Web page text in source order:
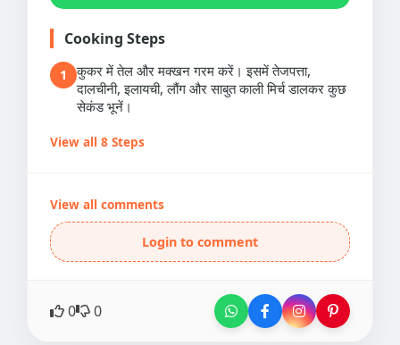
Cooking Steps
1
कुकर में तेल और मक्खन गरम करें। इसमें तेजपत्ता,
दालचीनी, इलायची, लौंग और साबुत काली मिर्च डालकर कुछ
सेकंड भूनें।
View all 8 Steps
View all comments
Login to comment
0 0